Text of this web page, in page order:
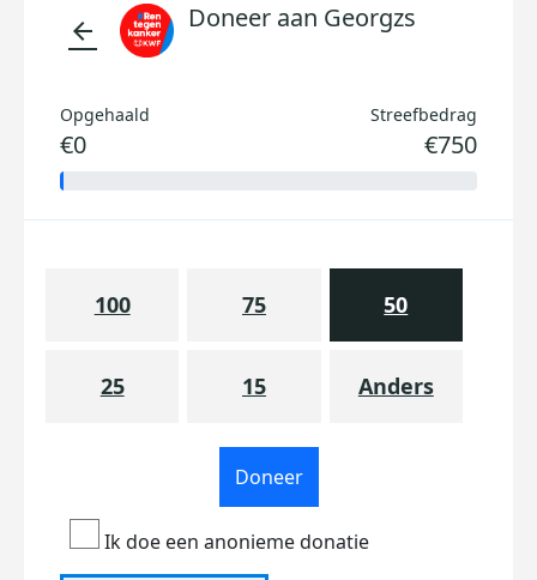
arrow_back Doneer aan Georgzs
Opgehaald
€0
Streefbedrag
€750
100 75 50
25 15 Anders
Doneer
Ik doe een anonieme donatie